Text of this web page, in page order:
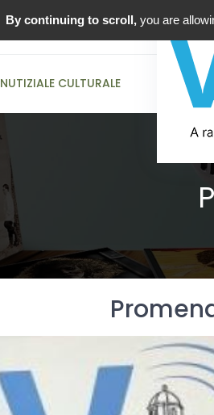
NUTIZIALE CULTURALE
By continuing to scroll, you are